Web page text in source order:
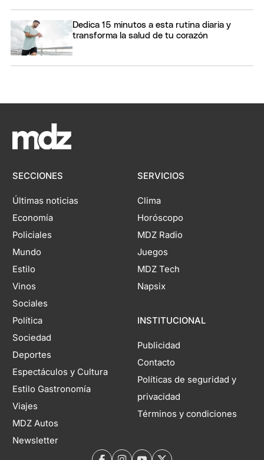
Dedica 15 minutos a esta rutina diaria y
transforma la salud de tu corazón
SECCIONES
Últimas noticias
Economía
Policiales
Mundo
Estilo
Vinos
Sociales
Política
Sociedad
Deportes
Espectáculos y Cultura
Estilo Gastronomía
Viajes
MDZ Autos
Newsletter
SERVICIOS
Clima
Horóscopo
MDZ Radio
Juegos
MDZ Tech
Napsix
INSTITUCIONAL
Publicidad
Contacto
Políticas de seguridad y
privacidad
Términos y condiciones